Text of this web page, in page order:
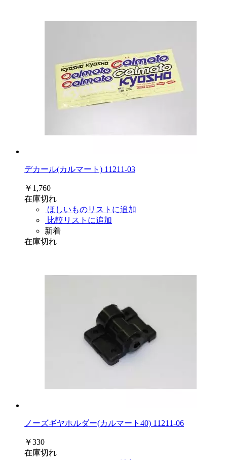
デカール(カルマート) 11211-03
￥1,760
在庫切れ
ほしいものリストに追加
比較リストに追加
新着
在庫切れ
ノーズギヤホルダー(カルマート40) 11211-06
￥330
在庫切れ